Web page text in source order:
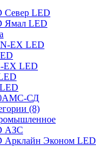
Север LED
Ямал LED
EX LED
EX LED
СД
(8)
АЗС
Арклайн Эконом LED